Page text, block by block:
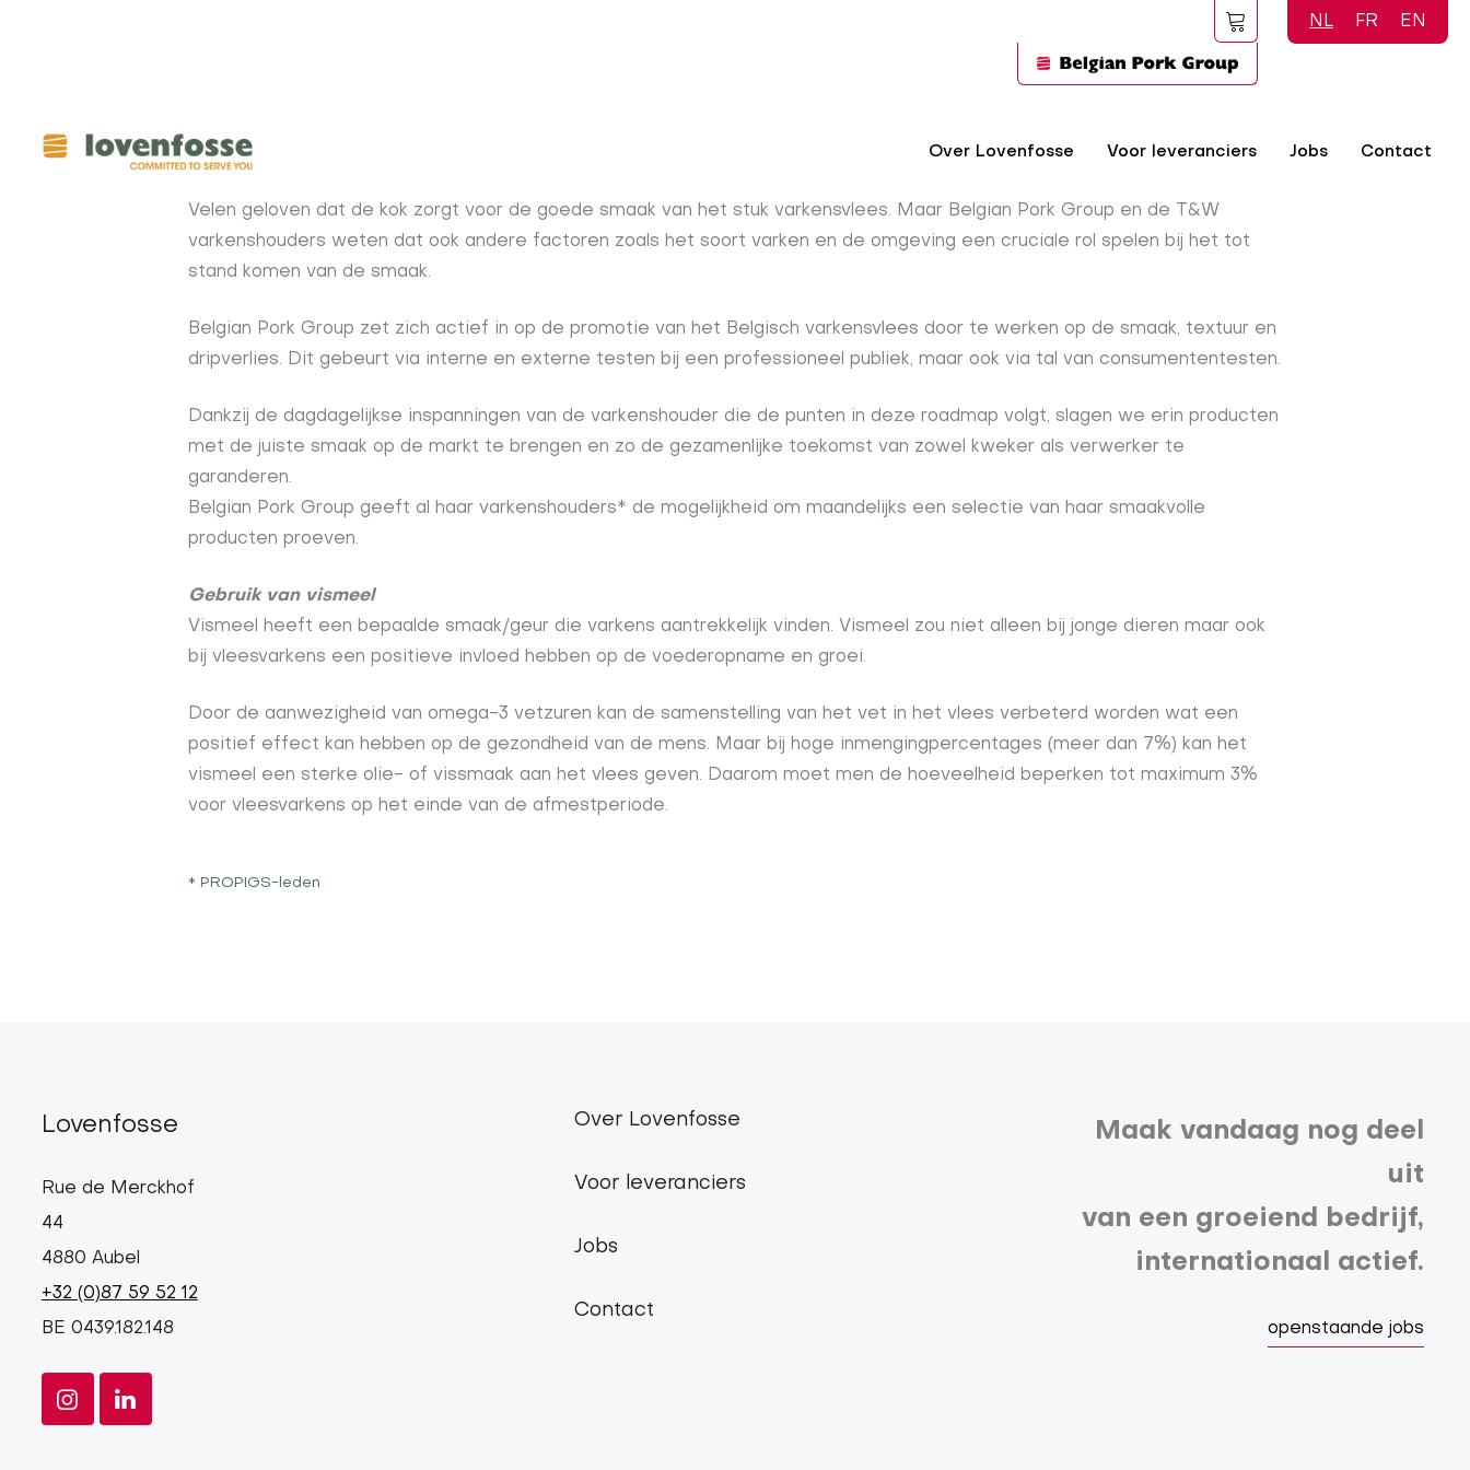
NL FR EN
main
menu
Over Lovenfosse Voor leveranciers Jobs Contact
Velen geloven dat de kok zorgt voor de goede smaak van het stuk varkensvlees. Maar Belgian Pork Group en de T&W
varkenshouders weten dat ook andere factoren zoals het soort varken en de omgeving een cruciale rol spelen bij het tot
stand komen van de smaak.
Belgian Pork Group zet zich actief in op de promotie van het Belgisch varkensvlees door te werken op de smaak, textuur en
dripverlies. Dit gebeurt via interne en externe testen bij een professioneel publiek, maar ook via tal van consumententesten.
Dankzij de dagdagelijkse inspanningen van de varkenshouder die de punten in deze roadmap volgt, slagen we erin producten
met de juiste smaak op de markt te brengen en zo de gezamenlijke toekomst van zowel kweker als verwerker te
garanderen.
Belgian Pork Group geeft al haar varkenshouders* de mogelijkheid om maandelijks een selectie van haar smaakvolle
producten proeven.
Gebruik van vismeel
Vismeel heeft een bepaalde smaak/geur die varkens aantrekkelijk vinden. Vismeel zou niet alleen bij jonge dieren maar ook
bij vleesvarkens een positieve invloed hebben op de voederopname en groei.
Door de aanwezigheid van omega-3 vetzuren kan de samenstelling van het vet in het vlees verbeterd worden wat een
positief effect kan hebben op de gezondheid van de mens. Maar bij hoge inmengingpercentages (meer dan 7%) kan het
vismeel een sterke olie- of vissmaak aan het vlees geven. Daarom moet men de hoeveelheid beperken tot maximum 3%
voor vleesvarkens op het einde van de afmestperiode.
* PROPIGS-leden
Lovenfosse
Rue de Merckhof
44
4880 Aubel
+32 (0)87 59 52 12
BE 0439.182.148
Lovenfosse
main
menu
Over Lovenfosse
Voor leveranciers
Jobs
Contact
Maak vandaag nog deel
uit
van een groeiend bedrijf,
internationaal actief.
openstaande jobs